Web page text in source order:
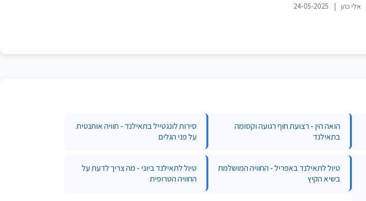
אלי כהן |
24-05-2025
הואה הין - רצועת חוף רגועה וקסומה
בתאילנד
סירות לונגטייל בתאילנד - חוויה אותנטית
על פני הגלים
טיול לתאילנד באפריל - החוויה המושלמת
בשיא הקיץ
טיול לתאילנד ביוני - מה צריך לדעת על
החוויה הטרופית